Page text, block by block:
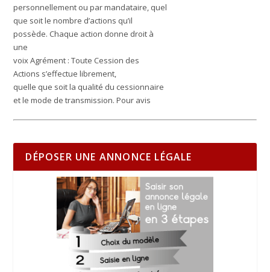
personnellement ou par mandataire, quel
que soit le nombre d’actions qu’il
possède. Chaque action donne droit à
une
voix Agrément : Toute Cession des
Actions s’effectue librement,
quelle que soit la qualité du cessionnaire
et le mode de transmission.Pour avis
DÉPOSER UNE ANNONCE LÉGALE